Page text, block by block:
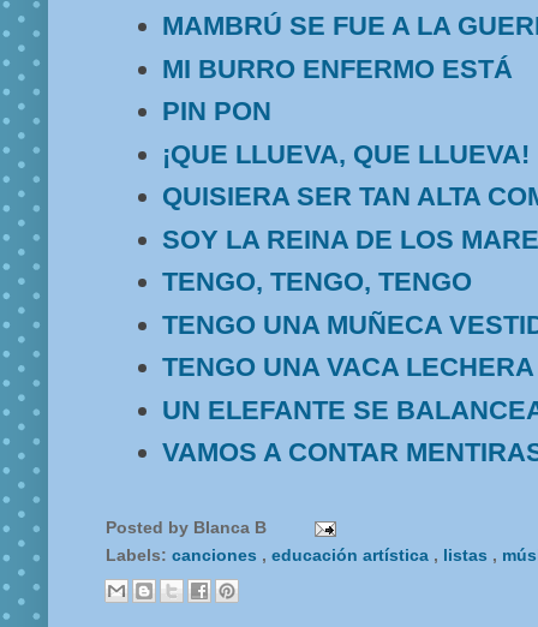
MAMBRÚ SE FUE A LA
MI BURRO ENFERMO ESTÁ
PIN PON
¡QUE LLUEVA, QUE LLUEVA!
QUISIERA SER TAN ALTA
SOY LA REINA DE LOS
TENGO, TENGO, TENGO
TENGO UNA MUÑECA
TENGO UNA VACA LECHERA
UN ELEFANTE SE
VAMOS A CONTAR
Posted by Blanca B
Labels: canciones , educación artística , listas ,